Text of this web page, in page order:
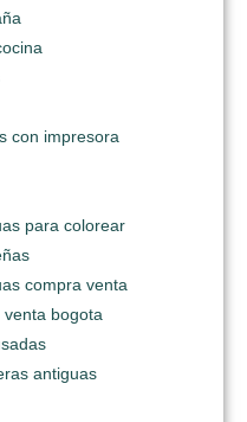
con impresora
para colorear
compra venta
bogota
antiguas